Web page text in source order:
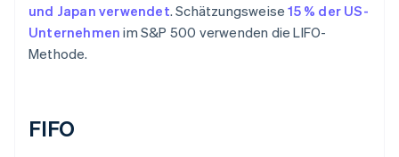
und Japan verwendet. Schätzungsweise15 % der US-
Unternehmen im S&P 500 verwenden die LIFO-
Methode.
FIFO